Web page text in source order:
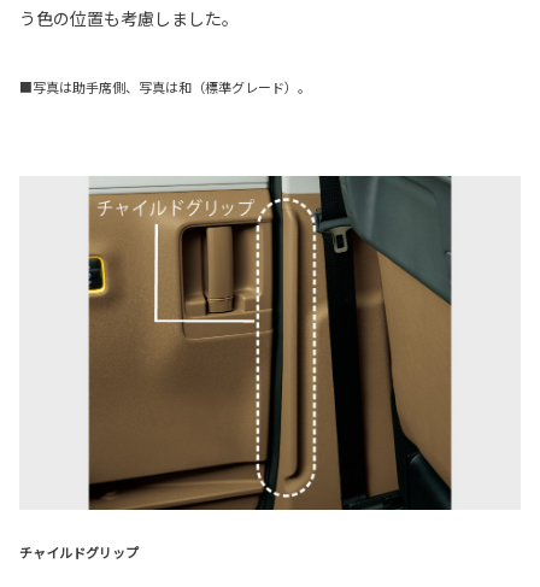
う色の位置も考慮しました。
■写真は助手席側、写真は和（標準グレード）。
チャイルドグリップ